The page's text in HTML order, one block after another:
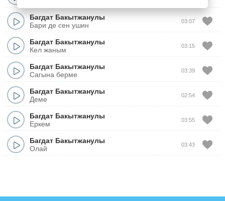
Багдат Бакытжанулы
Бари де сен ушин
03:07
Багдат Бакытжанулы
Кел жаным
03:15
Багдат Бакытжанулы
Сагына берме
03:39
Багдат Бакытжанулы
Деме
02:54
Багдат Бакытжанулы
Еркем
03:55
Багдат Бакытжанулы
Олай
03:43